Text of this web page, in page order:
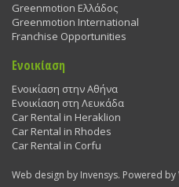
Greenmotion Ελλάδος
Greenmotion International
Franchise Opportunities
Ενοικίαση
Ενοικίαση στην Αθήνα
Ενοικίαση στη Λευκάδα
Car Rental in Heraklion
Car Rental in Rhodes
Car Rental in Corfu
Web design by Invensys. Powered by